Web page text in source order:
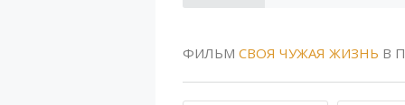
ФИЛЬМ СВОЯ ЧУЖАЯ ЖИЗНЬ В